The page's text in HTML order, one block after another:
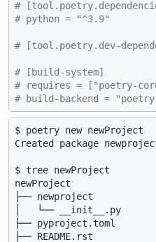
#
# python = "^3.9"
# [tool.poetry.dev-
# [build-system]
# requires = ["poetry-
# build-backend =
$ poetry new newProject
Created package
$ tree newProject
newProject
├── newproject
│   └── __init__.py
├── pyproject.toml
├── README.rst